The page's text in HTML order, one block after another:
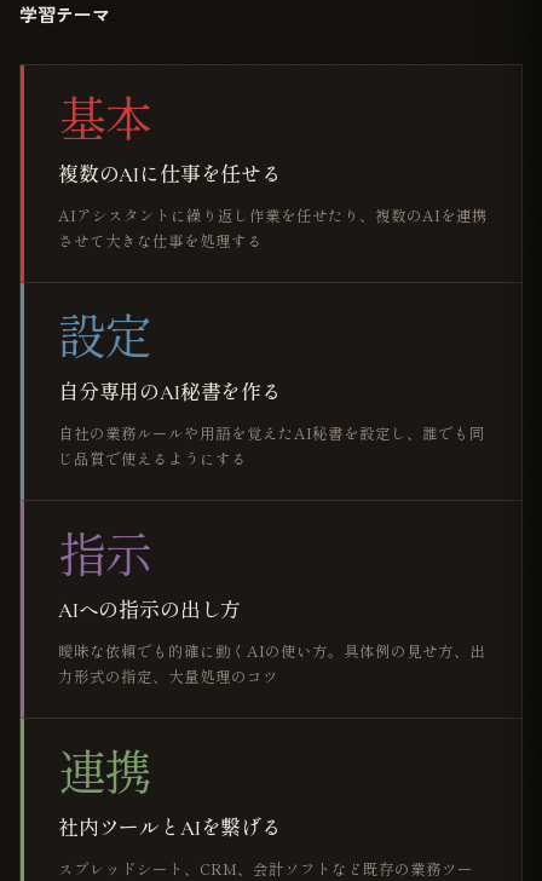
学習テーマ
基本
複数のAIに仕事を任せる
AIアシスタントに繰り返し作業を任せたり、複数のAIを連携
させて大きな仕事を処理する
設定
自分専用のAI秘書を作る
自社の業務ルールや用語を覚えたAI秘書を設定し、誰でも同
じ品質で使えるようにする
指示
AIへの指示の出し方
曖昧な依頼でも的確に動くAIの使い方。具体例の見せ方、出
力形式の指定、大量処理のコツ
連携
社内ツールとAIを繋げる
スプレッドシート、CRM、会計ソフトなど既存の業務ツー